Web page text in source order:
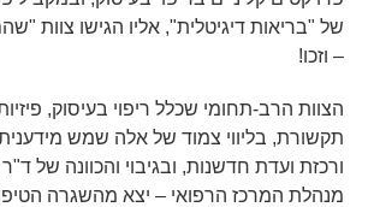
של "בריאות דיגיטלית", אליו הגישו צוות
– וזכו!
הצוות הרב-תחומי שכלל ריפוי בעיסוק,
תקשורת, בליווי צמוד של אלה שמש
ורכזת ועדת חדשנות, ובגיבוי והכוונה של
מנהלת המרכז הרפואי – יצא מהשגרה